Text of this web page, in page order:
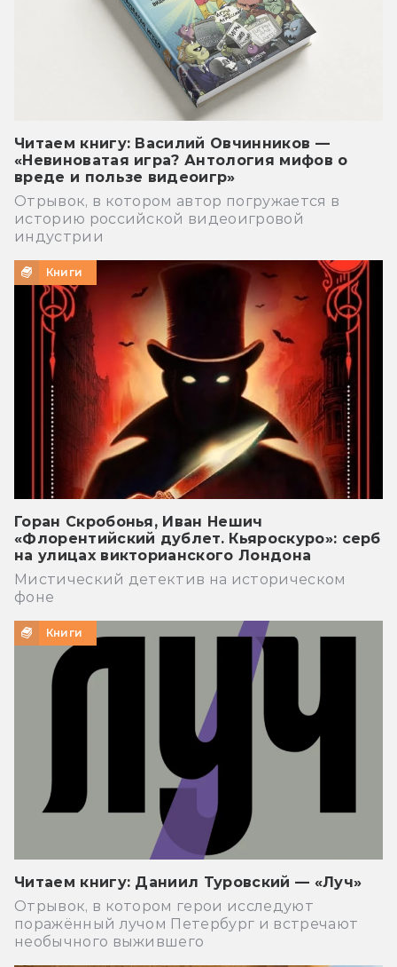
Читаем книгу: Василий Овчинников —
«Невиноватая игра? Антология мифов о
вреде и пользе видеоигр»
Отрывок, в котором автор погружается в
историю российской видеоигровой
индустрии
Книги
Горан Скробонья, Иван Нешич
«Флорентийский дублет. Кьяроскуро»: серб
на улицах викторианского Лондона
Мистический детектив на историческом
фоне
Книги
Читаем книгу: Даниил Туровский — «Луч»
Отрывок, в котором герои исследуют
поражённый лучом Петербург и встречают
необычного выжившего